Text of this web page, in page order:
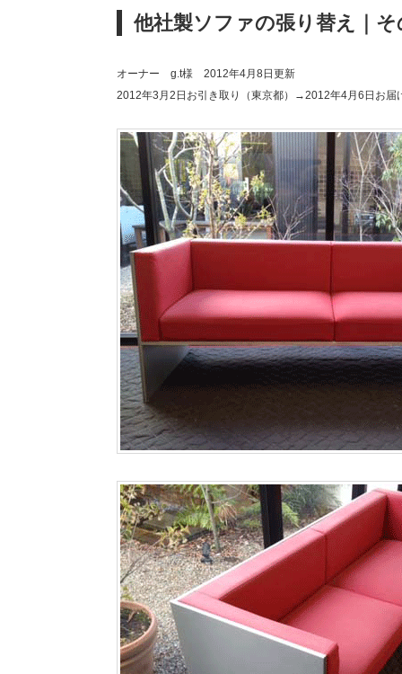
他社製ソファの張り替え｜そ
オーナー g.t様 2012年4月8日更新
2012年3月2日お引き取り（東京都）→2012年4月6日お届